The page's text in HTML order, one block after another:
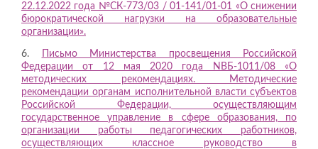
22.12.2022 года №СК-773/03 / 01-141/01-01 «О снижении
бюрократической нагрузки на образовательные
организации».
6.
Письмо Министерства просвещения Российской
Федерации от 12 мая 2020 года NВБ-1011/08 «О
методических рекомендациях. Методические
рекомендации органам исполнительной власти субъектов
Российской Федерации, осуществляющим
государственное управление в сфере образования, по
организации работы педагогических работников,
осуществляющих классное руководство в